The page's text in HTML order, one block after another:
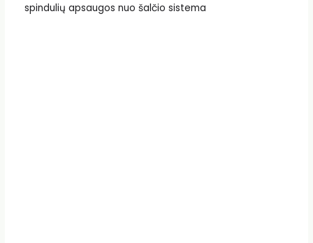
spindulių apsaugos nuo šalčio sistema